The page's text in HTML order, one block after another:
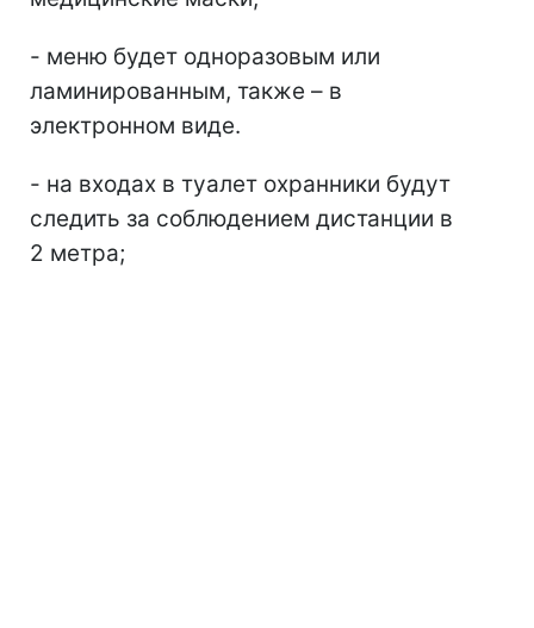
- меню будет одноразовым или
ламинированным, также – в
электронном виде.
- на входах в туалет охранники будут
следить за соблюдением дистанции в
2 метра;